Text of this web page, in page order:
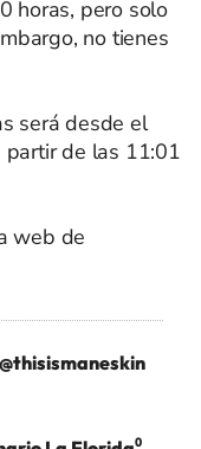
horas, pero solo
no tienes
será desde el
partir de las 11:01
web de
@thisismaneskin